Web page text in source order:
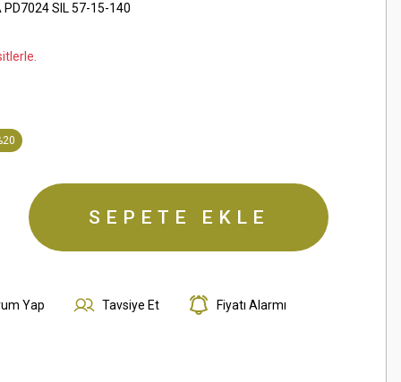
PD7024 SIL 57-15-140
SEPETE EKLE
Yap Tavsiye Et Fiyatı Alarmı